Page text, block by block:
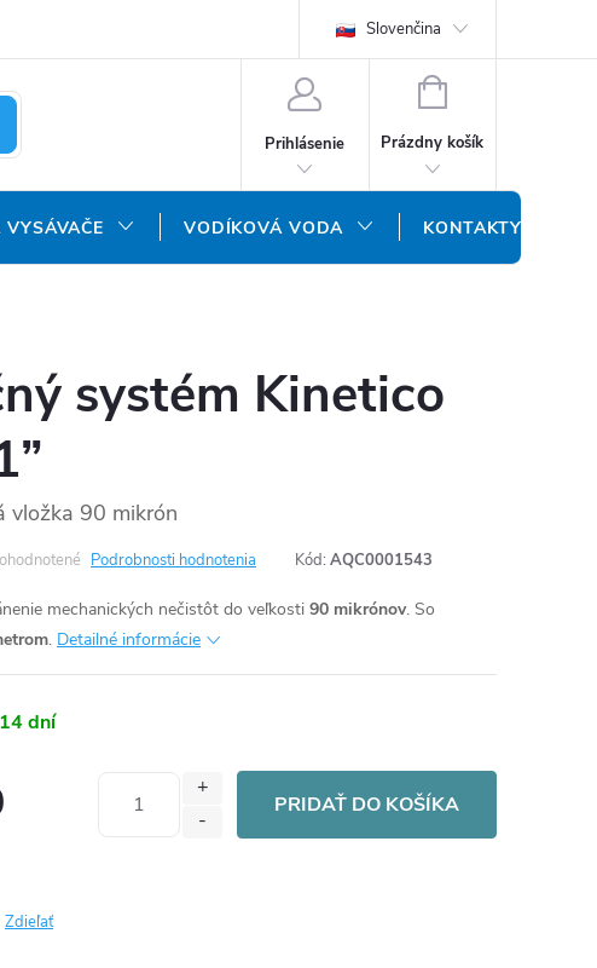
DOPRAVA A PLATBA
Slovenčina
Prihlásenie
NÁKUPNÝ
Prázdny košík
VYSÁVAČE VODÍKOVÁ VODA KONTAKTY
systém Kinetico
vložka 90 mikrón
Podrobnosti hodnotenia Kód: AQC0001543
mechanických nečistôt do veľkosti 90 mikrónov. So
. Detailné informácie
dní
PRIDAŤ DO KOŠÍKA
Zdieľať